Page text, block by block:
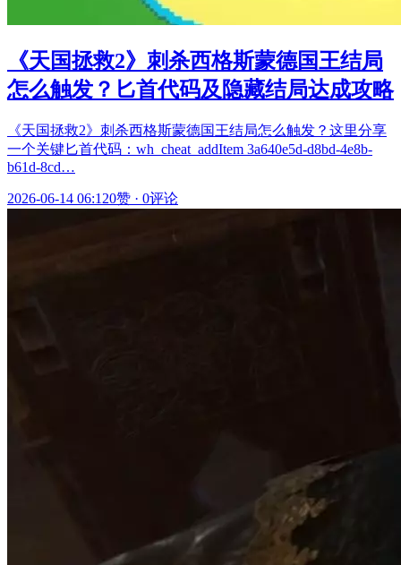
《天国拯救2》刺杀西格斯蒙德国王结局
怎么触发？匕首代码及隐藏结局达成攻略
《天国拯救2》刺杀西格斯蒙德国王结局怎么触发？这里分享
一个关键匕首代码：wh_cheat_addItem 3a640e5d-d8bd-4e8b-
b61d-8cd…
2026-06-14 06:120赞 · 0评论